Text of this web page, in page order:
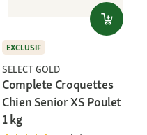
EXCLUSIF
SELECT GOLD
Complete Croquettes
Chien Senior XS Poulet
1 kg